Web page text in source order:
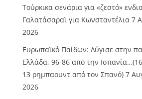
Τούρκικα σενάρια για «ζεστό»
Γαλατάσαραϊ για Κωνσταντέλια 7
2026
Ευρωπαϊκό Παίδων: Λύγισε στην
Ελλάδα, 96-86 από την
13 ρημπαουντ από τον Σπανό) 7
2026